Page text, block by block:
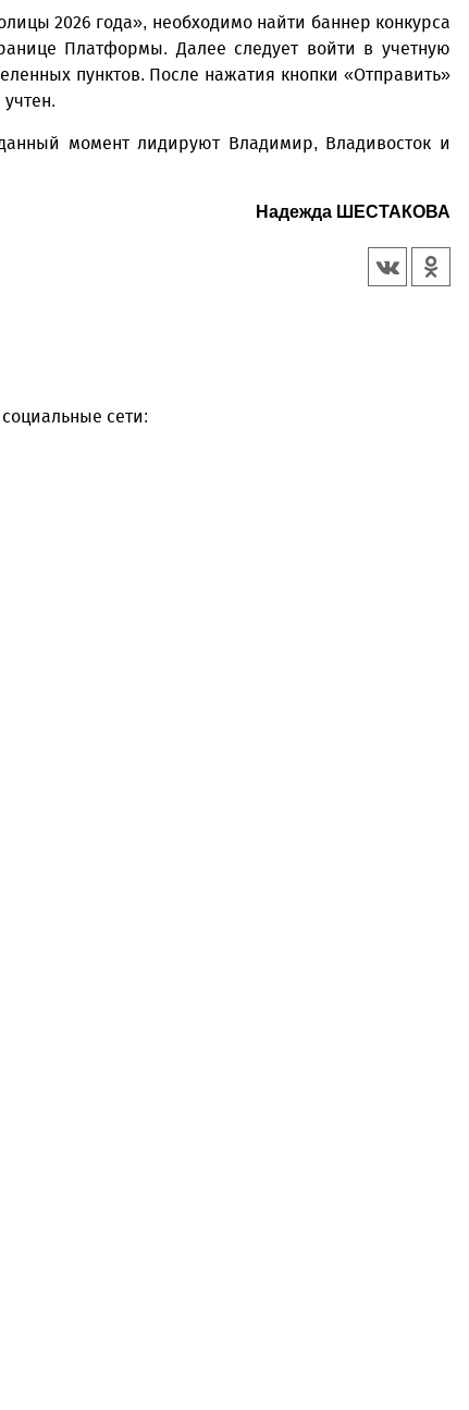
2026 года», необходимо найти баннер конкурса
Платформы. Далее следует войти в учетную
пунктов. После нажатия кнопки «Отправить»
момент лидируют Владимир, Владивосток и
Надежда ШЕСТАКОВА
сети: